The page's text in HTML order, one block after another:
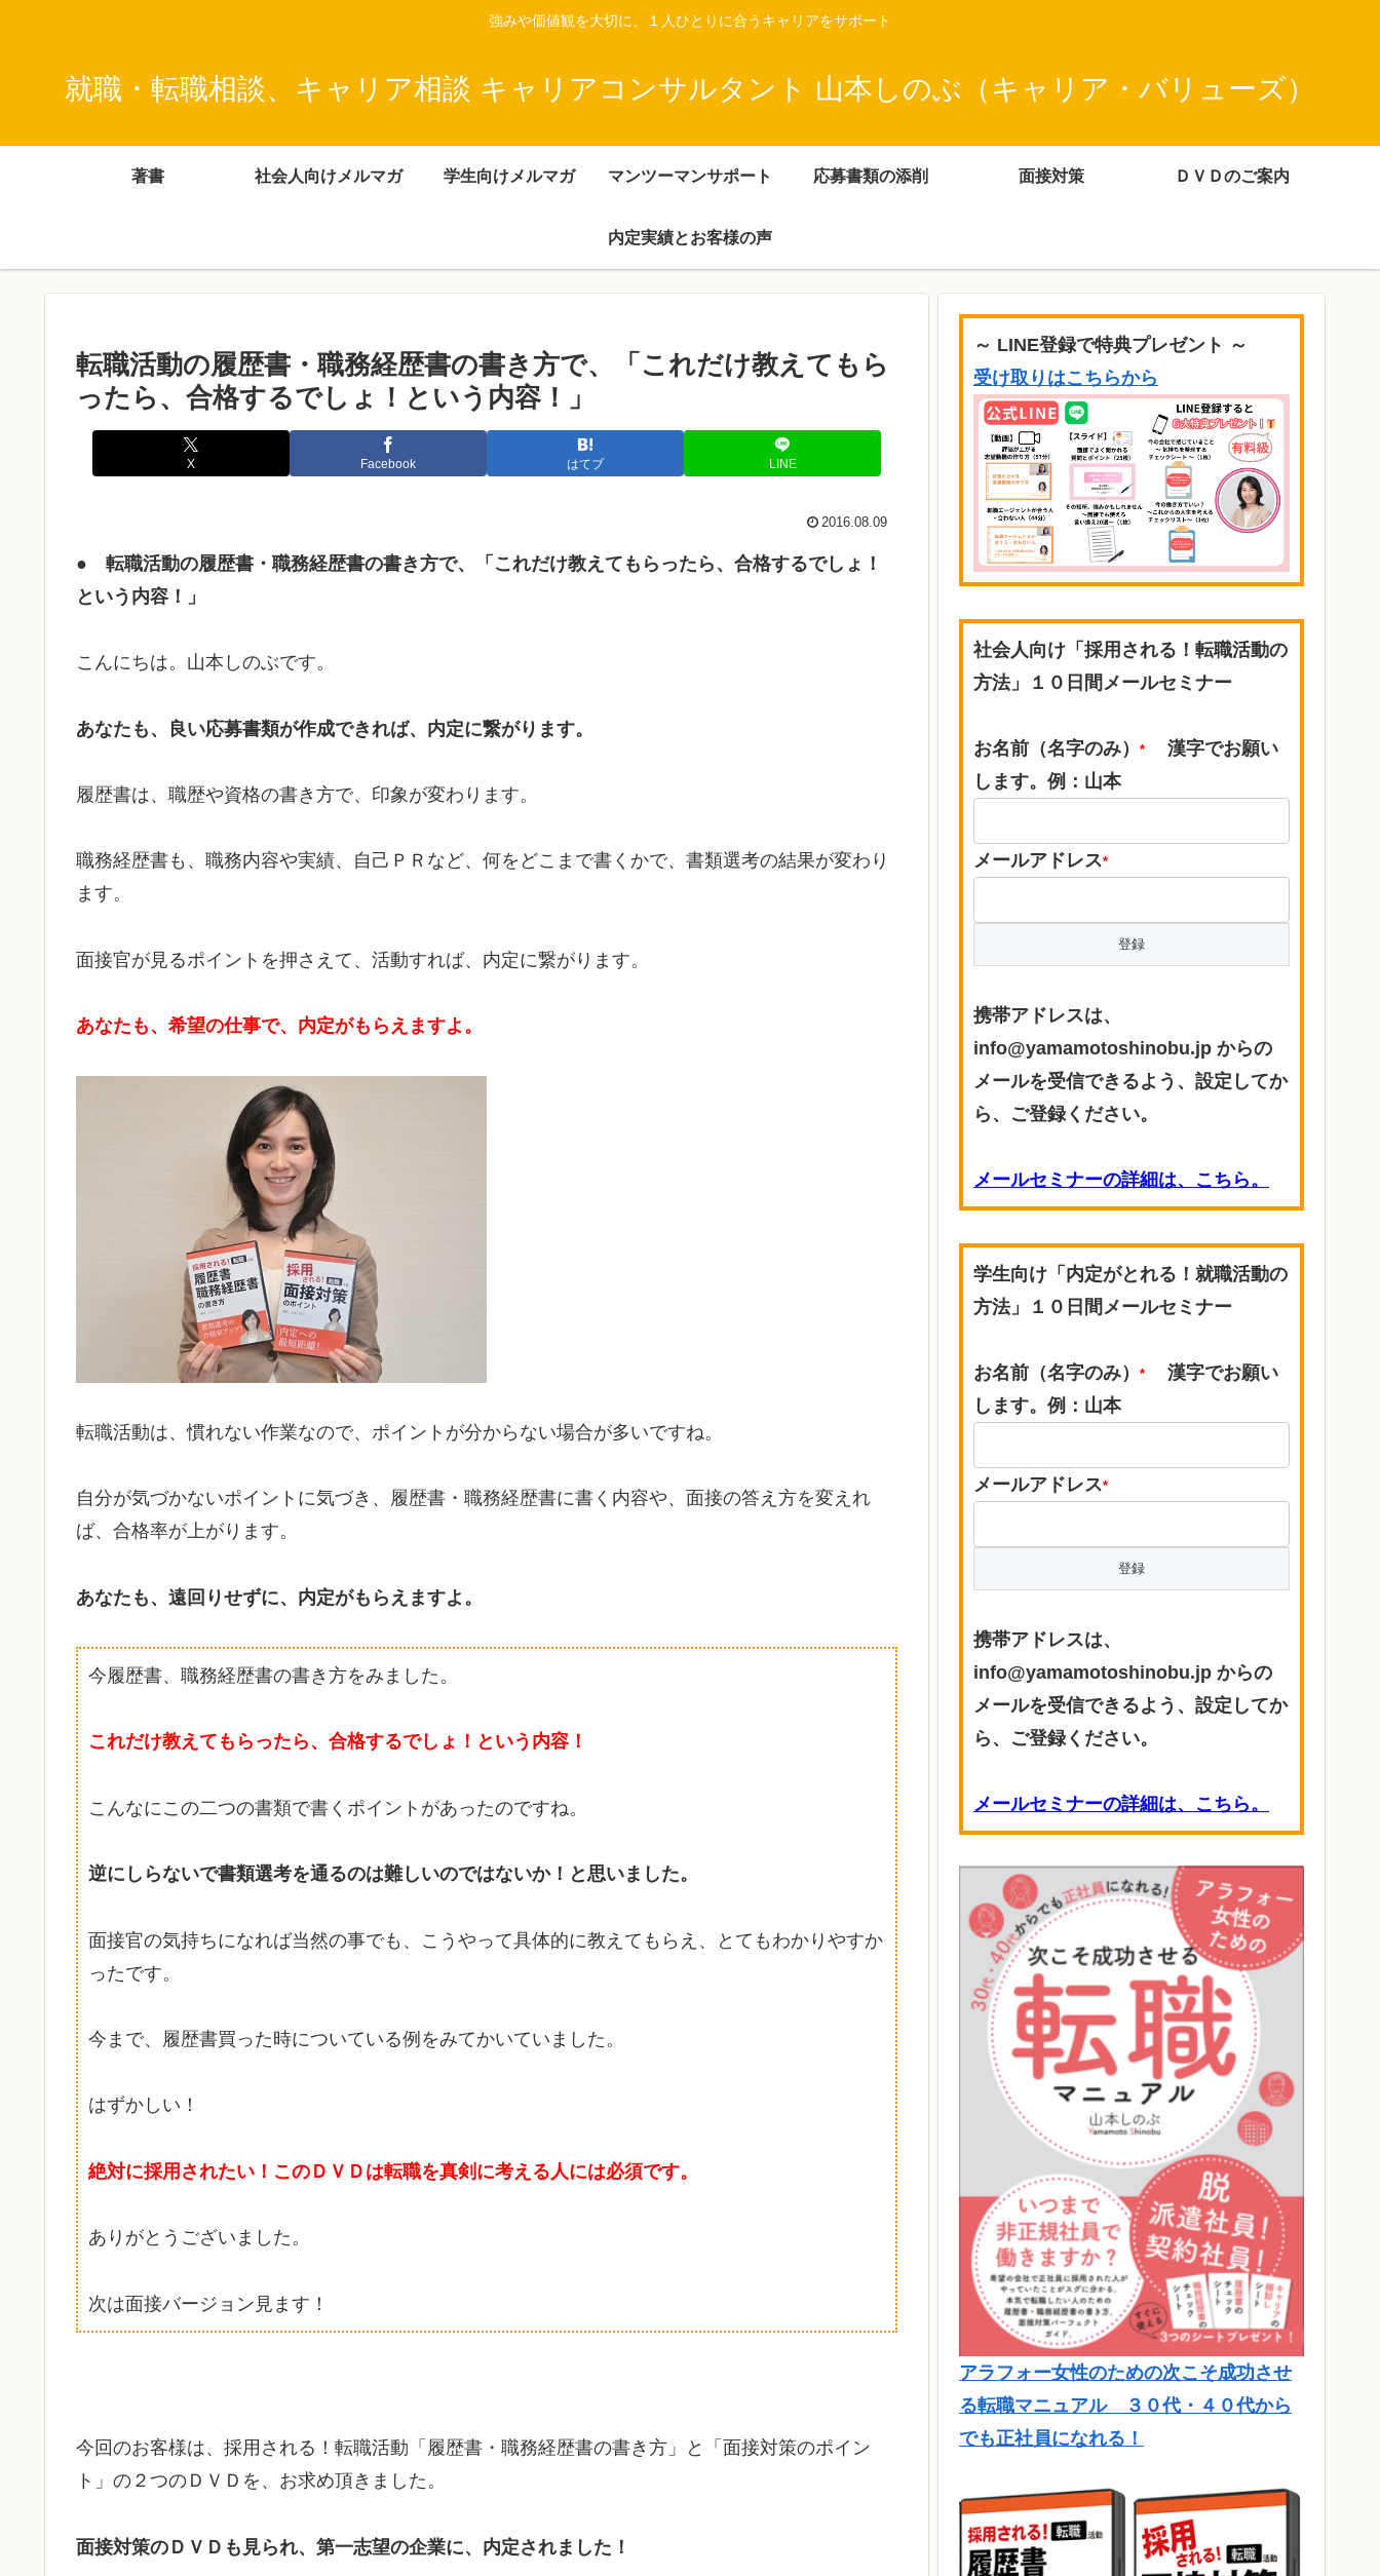
強みや価値観を大切に、１人ひとりに合うキャリアをサポート
就職・転職相談、キャリア相談 キャリアコンサルタント 山本しのぶ（キャリア・バリューズ）
著書 社会人向けメルマガ 学生向けメルマガ マンツーマンサポート 応募書類の添削 面接対策 ＤＶＤのご案内
内定実績とお客様の声
転職活動の履歴書・職務経歴書の書き方で、「これだけ教えてもら
ったら、合格するでしょ！という内容！」
X Facebook はてブ LINE
2016.08.09
● 転職活動の履歴書・職務経歴書の書き方で、「これだけ教えてもらったら、合格するでしょ！
という内容！」
こんにちは。山本しのぶです。
あなたも、良い応募書類が作成できれば、内定に繋がります。
履歴書は、職歴や資格の書き方で、印象が変わります。
職務経歴書も、職務内容や実績、自己ＰＲなど、何をどこまで書くかで、書類選考の結果が変わり
ます。
面接官が見るポイントを押さえて、活動すれば、内定に繋がります。
あなたも、希望の仕事で、内定がもらえますよ。
転職活動は、慣れない作業なので、ポイントが分からない場合が多いですね。
自分が気づかないポイントに気づき、履歴書・職務経歴書に書く内容や、面接の答え方を変えれ
ば、合格率が上がります。
あなたも、遠回りせずに、内定がもらえますよ。
今履歴書、職務経歴書の書き方をみました。
これだけ教えてもらったら、合格するでしょ！という内容！
こんなにこの二つの書類で書くポイントがあったのですね。
逆にしらないで書類選考を通るのは難しいのではないか！と思いました。
面接官の気持ちになれば当然の事でも、こうやって具体的に教えてもらえ、とてもわかりやすか
ったです。
今まで、履歴書買った時についている例をみてかいていました。
はずかしい！
絶対に採用されたい！このＤＶＤは転職を真剣に考える人には必須です。
ありがとうございました。
次は面接バージョン見ます！
今回のお客様は、採用される！転職活動「履歴書・職務経歴書の書き方」と「面接対策のポイン
ト」の２つのＤＶＤを、お求め頂きました。
面接対策のＤＶＤも見られ、第一志望の企業に、内定されました！
～ LINE登録で特典プレゼント ～
受け取りはこちらから
社会人向け「採用される！転職活動の
方法」１０日間メールセミナー
お名前（名字のみ） *
漢字でお願い
します。例：山本
メールアドレス*
携帯アドレスは、
info@yamamotoshinobu.jp からの
メールを受信できるよう、設定してか
ら、ご登録ください。
メールセミナーの詳細は、こちら。
学生向け「内定がとれる！就職活動の
方法」１０日間メールセミナー
お名前（名字のみ） *
漢字でお願い
します。例：山本
メールアドレス*
携帯アドレスは、
info@yamamotoshinobu.jp からの
メールを受信できるよう、設定してか
ら、ご登録ください。
メールセミナーの詳細は、こちら。
アラフォー女性のための次こそ成功させ
る転職マニュアル ３０代・４０代から
でも正社員になれる！